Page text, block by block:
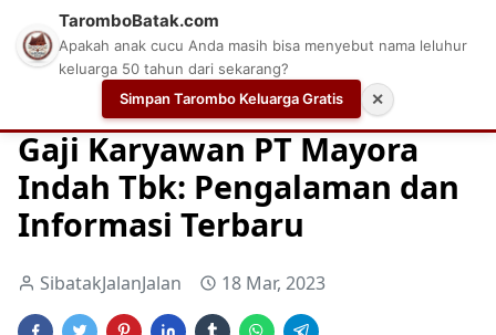
Aplikasi Cek Gaji Cek Gaji Daftar Gaji Karyawan
Gaji Karyawan PT Mayora
Indah Tbk: Pengalaman dan
Informasi Terbaru
SibatakJalanJalan 18 Mar, 2023
TaromboBatak.com
Apakah anak cucu Anda masih bisa menyebut nama leluhur
keluarga 50 tahun dari sekarang?
Simpan Tarombo Keluarga Gratis
✕